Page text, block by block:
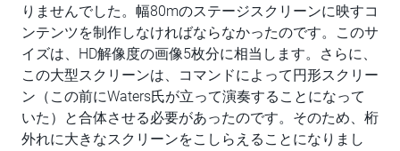
りませんでした。幅80mのステージスクリーンに映すコ
ンテンツを制作しなければならなかったのです。このサ
イズは、HD解像度の画像5枚分に相当します。さらに、
この大型スクリーンは、コマンドによって円形スクリー
ン（この前にWaters氏が立って演奏することになって
いた）と合体させる必要があったのです。そのため、桁
外れに大きなスクリーンをこしらえることになりまし